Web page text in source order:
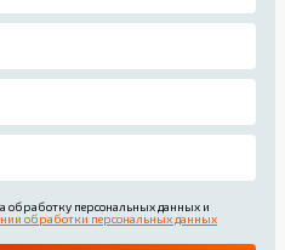
обработку персональных данных и
обработки персональных данных